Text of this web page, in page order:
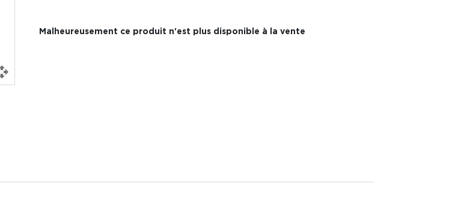
Malheureusement ce produit n'est plus disponible à la vente